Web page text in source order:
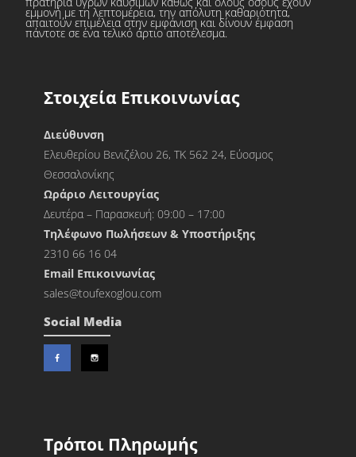
εμμονή με τη λεπτομέρεια, την απόλυτη καθαριότητα,
απαιτούν επιμέλεια στην εμφάνιση και δίνουν έμφαση
πάντοτε σε ένα τελικό άρτιο αποτέλεσμα.
Στοιχεία Επικοινωνίας
Διεύθυνση
Ελευθερίου Βενιζέλου 26, ΤΚ 562 24, Εύοσμος
Θεσσαλονίκης
Ωράριο Λειτουργίας
Δευτέρα – Παρασκευή: 09:00 – 17:00
Τηλέφωνο Πωλήσεων & Υποστήριξης
2310 66 16 04
Εmail Επικοινωνίας
sales@toufexoglou.com
Social Media
Τρόποι Πληρωμής